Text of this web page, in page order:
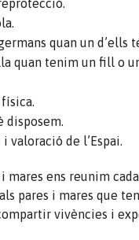
quan un d’ells
quan tenim un fill o
disposem.
valoració de l’Espai.
mares ens reunim
pares i mares que
vivències i